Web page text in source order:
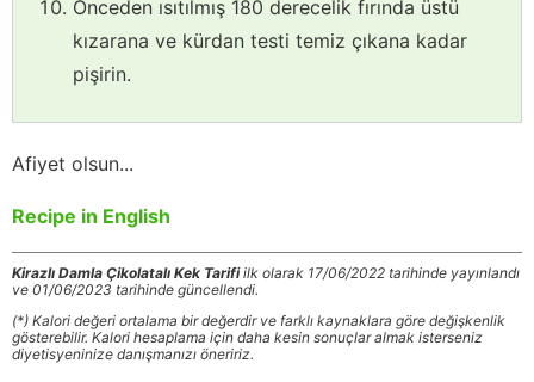
Önceden ısıtılmış 180 derecelik fırında üstü
kızarana ve kürdan testi temiz çıkana kadar
pişirin.
Afiyet olsun...
Recipe in English
Kirazlı Damla Çikolatalı Kek Tarifiilk olarak 17/06/2022 tarihinde yayınlandı
ve 01/06/2023 tarihinde güncellendi.
(*) Kalori değeri ortalama bir değerdir ve farklı kaynaklara göre değişkenlik
gösterebilir. Kalori hesaplama için daha kesin sonuçlar almak isterseniz
diyetisyeninize danışmanızı öneririz.